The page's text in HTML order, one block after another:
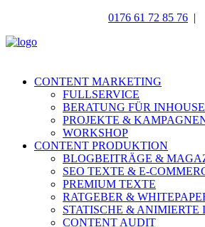
0176 61 72 85 76 |
CONTENT MARKETING
FULLSERVICE
BERATUNG FÜR
PROJEKTE &
WORKSHOP
CONTENT PRODUKTION
BLOGBEITRÄGE &
SEO TEXTE & E-
PREMIUM TEXTE
RATGEBER &
STATISCHE & ANIMIERTE
CONTENT AUDIT